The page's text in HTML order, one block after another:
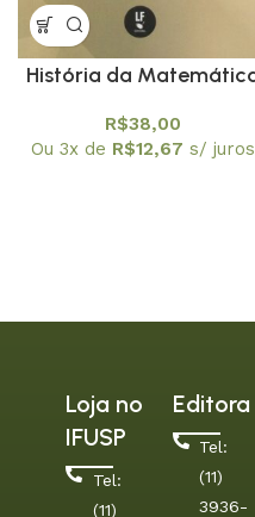
História da
Atividades para o Ensino
R$38,00
Ou 3x de R$12,67 s/ juros
Loja no
IFUSP
Tel:
(11)
Editora
Tel:
(11)
3936-